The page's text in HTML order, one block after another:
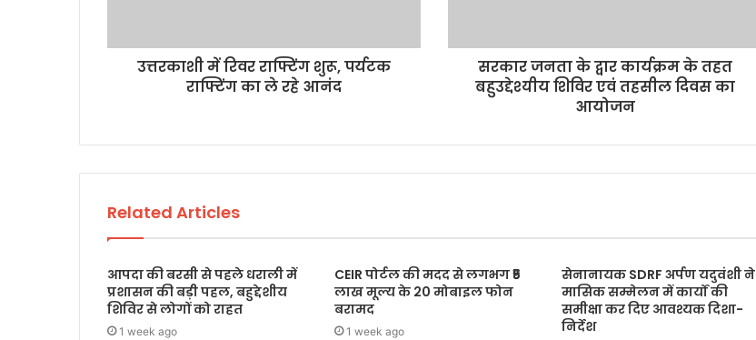
उत्तरकाशी में रिवर राफ्टिंग शुरू, पर्यटक
राफ्टिंग का ले रहे आनंद
सरकार जनता के द्वार कार्यक्रम के तहत
बहुउद्देश्यीय शिविर एवं तहसील दिवस का
आयोजन
Related Articles
आपदा की बरसी से पहले धराली में
प्रशासन की बड़ी पहल, बहुद्देशीय
शिविर से लोगों को राहत
1 week ago
CEIR पोर्टल की मदद से लगभग ₹5
लाख मूल्य के 20 मोबाइल फोन
बरामद
1 week ago
सेनानायक SDRF अर्पण यदुवंशी ने
मासिक सम्मेलन में कार्यों की
समीक्षा कर दिए आवश्यक दिशा-
निर्देश